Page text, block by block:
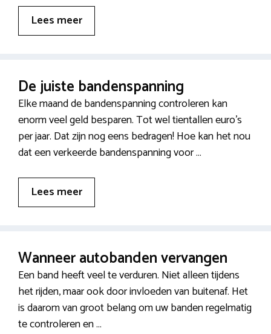
Lees meer
De juiste bandenspanning
Elke maand de bandenspanning controleren kan
enorm veel geld besparen. Tot wel tientallen euro’s
per jaar. Dat zijn nog eens bedragen! Hoe kan het nou
dat een verkeerde bandenspanning voor …
Lees meer
Wanneer autobanden vervangen
Een band heeft veel te verduren. Niet alleen tijdens
het rijden, maar ook door invloeden van buitenaf. Het
is daarom van groot belang om uw banden regelmatig
te controleren en …